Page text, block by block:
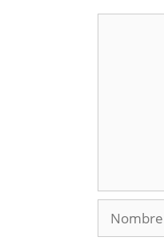
Nombre